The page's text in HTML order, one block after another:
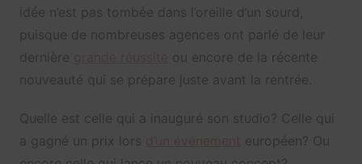
idée n’est pas tombée dans l’oreille d’un sourd,
puisque de nombreuses agences ont parlé de leur
dernière
ou encore de la récente
nouveauté qui se prépare juste avant la rentrée.
Quelle est celle qui a inauguré son studio? Celle qui
a gagné un prix lors
européen? Ou